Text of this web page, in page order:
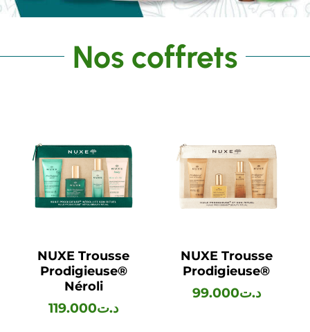
Nos coffrets
NUXE Trousse
Prodigieuse®
Néroli
د.ت119.000
NUXE Trousse
Prodigieuse®
د.ت99.000